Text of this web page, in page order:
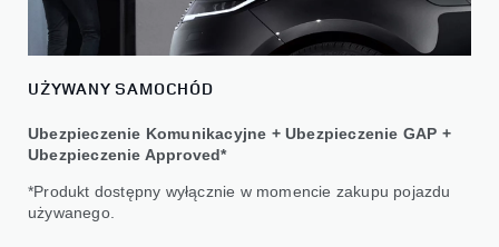
UŻYWANY SAMOCHÓD
Ubezpieczenie Komunikacyjne + Ubezpieczenie GAP +
Ubezpieczenie Approved*
*Produkt dostępny wyłącznie w momencie zakupu pojazdu
używanego.